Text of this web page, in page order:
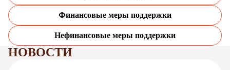
Финансовые меры поддержки
Нефинансовые меры поддержки
НОВОСТИ